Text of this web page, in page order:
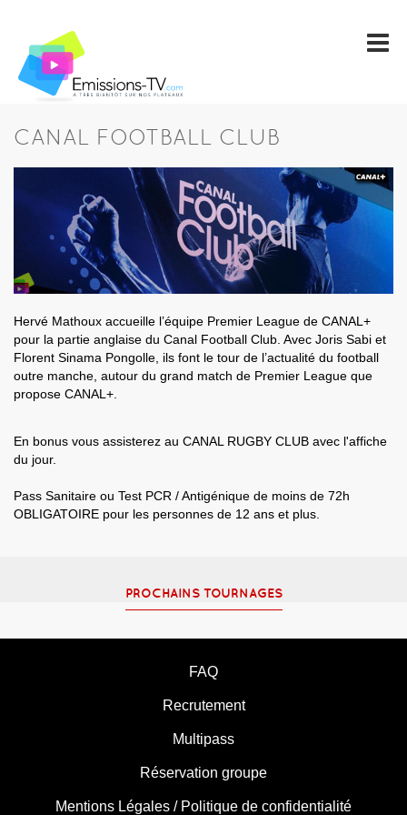
CANAL FOOTBALL CLUB
Hervé Mathoux accueille l’équipe Premier League de CANAL+
pour la partie anglaise du Canal Football Club. Avec Joris Sabi et
Florent Sinama Pongolle, ils font le tour de l’actualité du football
outre manche, autour du grand match de Premier League que
propose CANAL+.
En bonus vous assisterez au CANAL RUGBY CLUB avec l'affiche
du jour.
Pass Sanitaire ou Test PCR / Antigénique de moins de 72h
OBLIGATOIRE pour les personnes de 12 ans et plus.
PROCHAINS TOURNAGES
FAQ
Recrutement
Multipass
Réservation groupe
Mentions Légales / Politique de confidentialité